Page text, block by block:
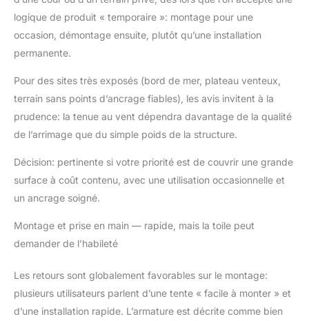
haute qualité sur le
côté, 100%
corrosion et durable.
✔【Montage rapide】 :
les tentes de réception
HOMELL sont faciles à
monter, les instructions
comprendre，Vous
n'avez pas besoin
structure en acier peut
connecteurs, le tissu
la structure en acier à
l'aide de boucles de
logique de produit « temporaire »: montage pour une
occasion, démontage ensuite, plutôt qu’une installation
permanente.
Pour des sites très exposés (bord de mer, plateau venteux,
terrain sans points d’ancrage fiables), les avis invitent à la
prudence: la tenue au vent dépendra davantage de la qualité
de l’arrimage que du simple poids de la structure.
Décision: pertinente si votre priorité est de couvrir une grande
surface à coût contenu, avec une utilisation occasionnelle et
un ancrage soigné.
Montage et prise en main — rapide, mais la toile peut
demander de l’habileté
Les retours sont globalement favorables sur le montage:
plusieurs utilisateurs parlent d’une tente « facile à monter » et
d’une installation rapide. L’armature est décrite comme bien